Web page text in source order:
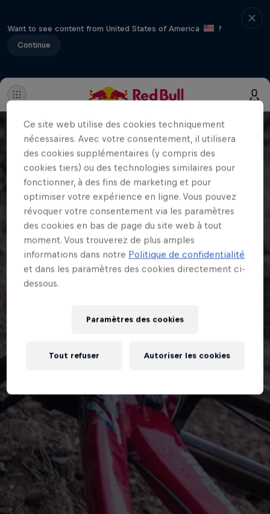
Want to see content from United States of America
?
Continue
Ce site web utilise des cookies techniquement
nécessaires. Avec votre consentement, il utilisera
des cookies supplémentaires (y compris des
cookies tiers) ou des technologies similaires pour
fonctionner, à des fins de marketing et pour
optimiser votre expérience en ligne. Vous pouvez
révoquer votre consentement via les paramètres
des cookies en bas de page du site web à tout
moment. Vous trouverez de plus amples
informations dans notre Politique de confidentialité
et dans les paramètres des cookies directement ci-
dessous.
Paramètres des cookies
Tout refuser Autoriser les cookies